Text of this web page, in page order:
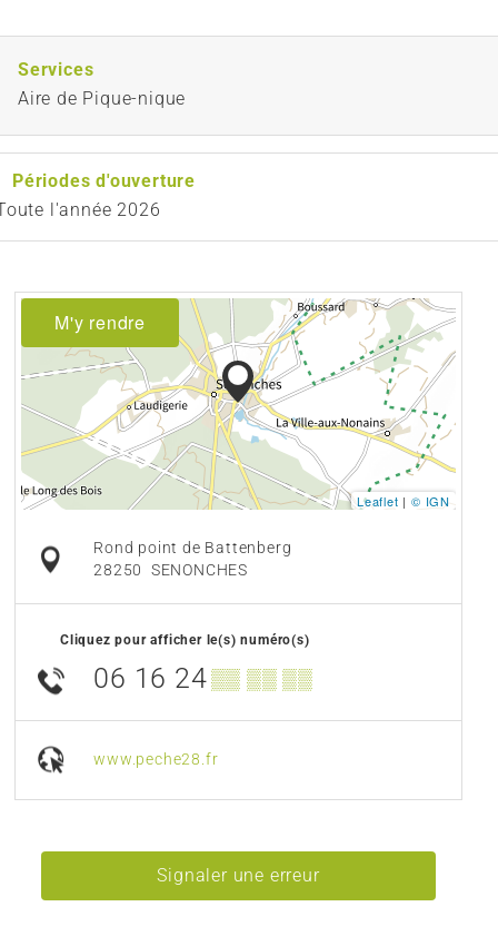
Services
Aire de Pique-nique
Périodes d'ouverture
l'année 2026
M'y rendre
Leaflet | © IGN
Rond point de Battenberg
28250 SENONCHES
Cliquez pour afficher le(s) numéro(s)
06 16 24▒▒ ▒▒ ▒▒
www.peche28.fr
Signaler une erreur